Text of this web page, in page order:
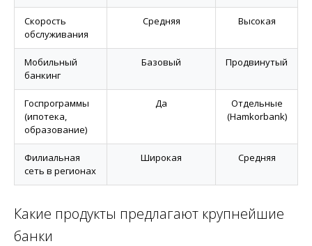
Скорость
обслуживания
Средняя Высокая
Мобильный
банкинг
Базовый Продвинутый
Госпрограммы
(ипотека,
образование)
Да
Отдельные
(Hamkorbank)
Филиальная
сеть в регионах
Широкая Средняя
Какие продукты предлагают крупнейшие
банки